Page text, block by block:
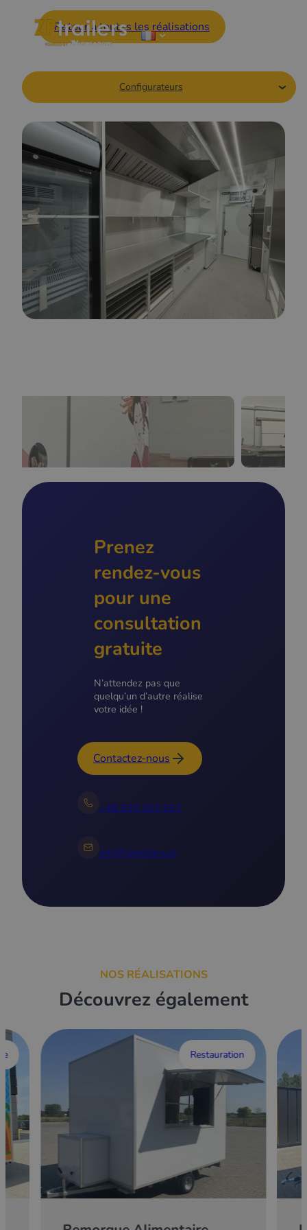
Configurateurs
Retour à toutes les réalisations
Prenez
rendez-vous
pour une
consultation
gratuite
N’attendez pas que
quelqu’un d’autre réalise
votre idée !
Contactez-nous
+48 535 303 652
info@zptrailers.pl
NOS RÉALISATIONS
Découvrez également
Restauration